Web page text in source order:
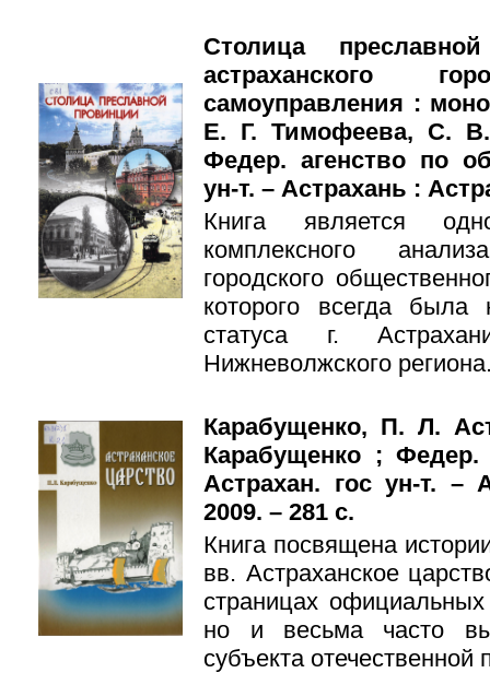
Столица
астраханского
самоуправления :
Е. Г. Тимофеева, С.
Федер. агенство по
ун-т. – Астрахань :
Книга является
комплексного
городского
которого всегда
статуса г.
Нижневолжского
Карабущенко, П. Л.
Карабущенко ; Федер.
Астрахан. гос ун-т. –
2009. – 281 с.
Книга посвящена
вв. Астраханское
страницах
но и весьма часто
субъекта отечественной